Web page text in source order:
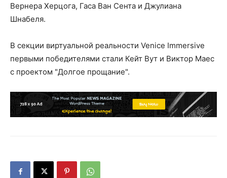
Вернера Херцога, Гаса Ван Сента и Джулиана
Шнабеля.
В секции виртуальной реальности Venice Immersive
первыми победителями стали Кейт Вут и Виктор Маес
с проектом "Долгое прощание".